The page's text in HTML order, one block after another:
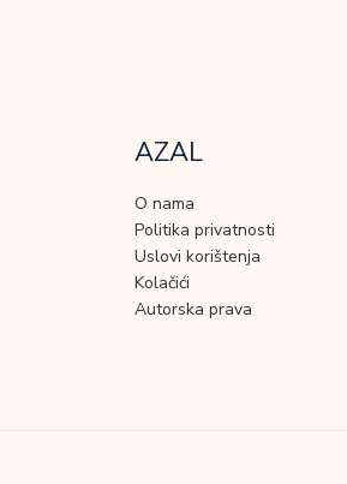
AZAL
O nama
Politika privatnosti
Uslovi korištenja
Kolačići
Autorska prava